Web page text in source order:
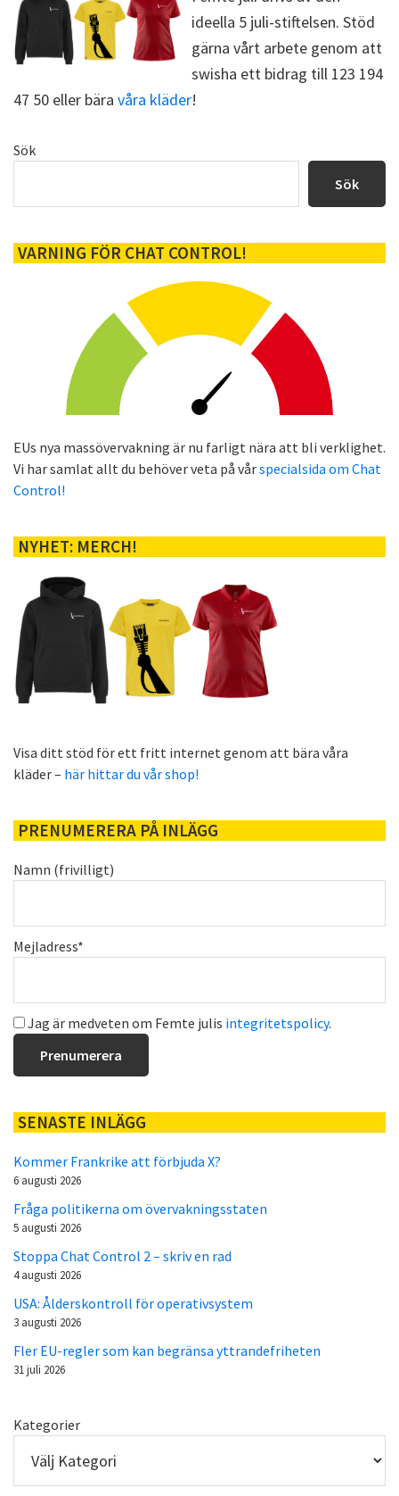
ideella 5 juli-stiftelsen. Stöd
gärna vårt arbete genom att
swisha ett bidrag till 123 194
47 50 eller bära våra kläder!
Primärt
Sök
Sök
VARNING FÖR CHAT CONTROL!
EUs nya massövervakning är nu farligt nära att bli verklighet.
Vi har samlat allt du behöver veta på vårspecialsida om Chat
Control!
NYHET: MERCH!
Visa ditt stöd för ett fritt internet genom att bära våra
kläder – här hittar du vår shop!
PRENUMERERA PÅ INLÄGG
Namn (frivilligt)
Mejladress*
Jag är medveten om Femte julis integritetspolicy.
SENASTE INLÄGG
Kommer Frankrike att förbjuda X?
6 augusti 2026
Fråga politikerna om övervakningsstaten
5 augusti 2026
Stoppa Chat Control 2 – skriv en rad
4 augusti 2026
USA: Ålderskontroll för operativsystem
3 augusti 2026
Fler EU-regler som kan begränsa yttrandefriheten
31 juli 2026
Kategorier